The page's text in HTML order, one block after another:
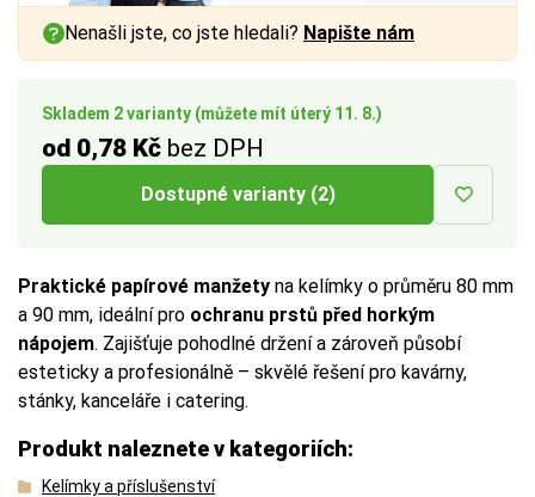
Skladem 2 varianty (můžete mít úterý 11. 8.)
od 0,78 Kč bez DPH
Dostupné varianty (2)
Praktické papírové manžety na kelímky o průměru 80 mm
a 90 mm, ideální pro ochranu prstů před horkým
nápojem. Zajišťuje pohodlné držení a zároveň působí
esteticky a profesionálně – skvělé řešení pro kavárny,
stánky, kanceláře i catering.
Produkt naleznete v kategoriích:
Kelímky a příslušenství
Nenašli jste, co jste hledali? Napište nám